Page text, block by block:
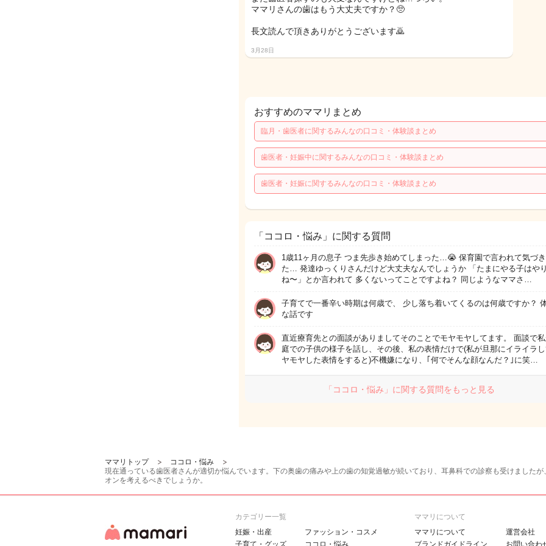
ママリさんの歯はもう大丈夫ですか？🥺
長文読んで頂きありがとうございます🙇
3月28日
おすすめのママリまとめ
臨月・歯医者に関するみんなの口コミ・体験談まとめ
歯医者・妊娠中に関するみんなの口コミ・体験談まとめ
歯医者・妊娠に関するみんなの口コミ・体験談まとめ
「ココロ・悩み」に関する質問
1歳11ヶ月の息子 つま先歩き始めてしまった…😭 保育園で言われて気づ
た… 発達ゆっくりさんだけど大丈夫なんでしょうか 「たまにやる子はや
ね〜」とか言われて 多くないってことですよね？ 同じようなママさ…
子育てで一番辛い時期は何歳で、 少し落ち着いてくるのは何歳ですか？
な話です
直近療育先との面談がありましてそのことでモヤモヤしてます。 面談で
庭での子供の様子を話し、その後、私の表情だけで(私が旦那にイライラ
ヤモヤした表情をすると)不機嫌になり、｢何でそんな顔なんだ？｣に笑…
「ココロ・悩み」に関する質問をもっと見る
ママリトップ
ココロ・悩み
現在通っている歯医者さんが適切か悩んでいます。下の奥歯の痛みや上の歯の知覚過敏が続いており、耳鼻科での診察も受けました
オンを考えるべきでしょうか。
カテゴリー一覧
妊娠・出産
子育て・グッズ
ファッション・コスメ
ココロ・悩み
ママリについて
ママリについて
ブランドガイドライン
運営会社
お問い合わ